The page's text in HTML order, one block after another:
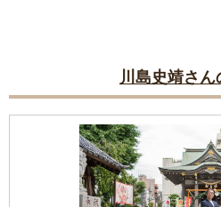
川島史靖さん